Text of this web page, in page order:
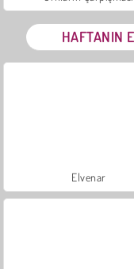
HAFTANIN
Elvenar